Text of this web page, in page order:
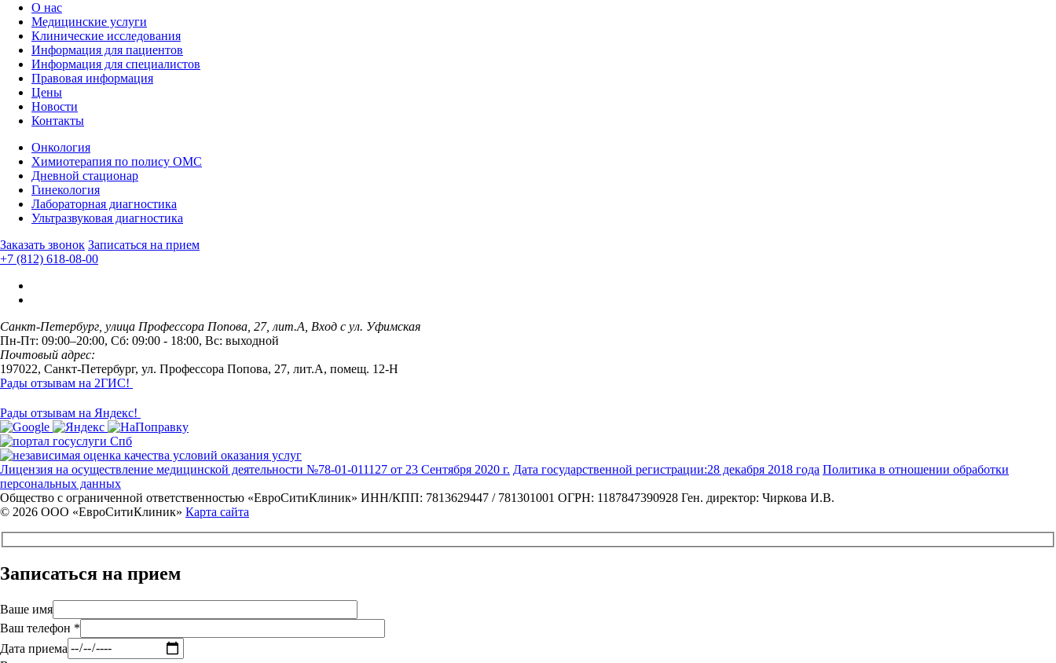
О нас
Медицинские услуги
Клинические исследования
Информация для пациентов
Информация для специалистов
Правовая информация
Цены
Новости
Контакты
Онкология
Химиотерапия по полису ОМС
Дневной стационар
Гинекология
Лабораторная диагностика
Ультразвуковая диагностика
Заказать звонок Записаться на прием
+7 (812) 618-08-00
Санкт-Петербург, улица Профессора Попова, 27, лит.А, Вход с ул. Уфимская
Пн-Пт: 09:00–20:00, Сб: 09:00 - 18:00, Вс: выходной
Почтовый адрес:
197022, Санкт-Петербург, ул. Профессора Попова, 27, лит.А, помещ. 12-Н
Рады отзывам на 2ГИС!
Рады отзывам на Яндекс!
Лицензия на осуществление медицинской деятельности №78-01-011127 от 23 Сентября 2020 г. Дата государственной регистрации:28 декабря 2018 года Политика в отношении обработки
персональных данных
Общество с ограниченной ответственностью «ЕвроСитиКлиник» ИНН/КПП: 7813629447 / 781301001 ОГРН: 1187847390928 Ген. директор: Чиркова И.В.
© 2026 ООО «ЕвроСитиКлиник» Карта сайта
Записаться на прием
Ваше имя
Ваш телефон *
Дата приема